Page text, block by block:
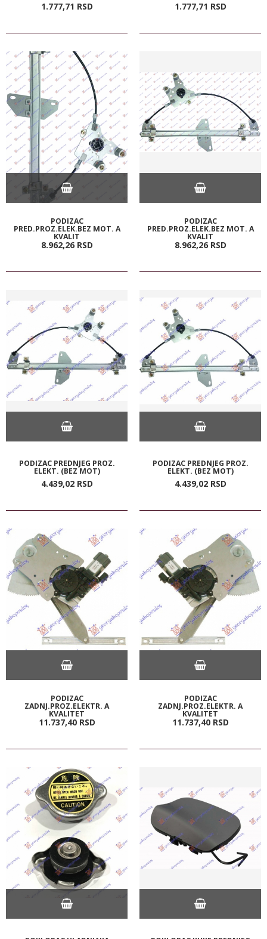
1.777,71 RSD 1.777,71 RSD
PODIZAC
PRED.PROZ.ELEK.BEZ MOT. A
KVALIT
8.962,26 RSD
PODIZAC
PRED.PROZ.ELEK.BEZ MOT. A
KVALIT
8.962,26 RSD
PODIZAC PREDNJEG PROZ.
ELEKT. (BEZ MOT)
4.439,02 RSD
PODIZAC PREDNJEG PROZ.
ELEKT. (BEZ MOT)
4.439,02 RSD
PODIZAC
ZADNJ.PROZ.ELEKTR. A
KVALITET
11.737,40 RSD
PODIZAC
ZADNJ.PROZ.ELEKTR. A
KVALITET
11.737,40 RSD